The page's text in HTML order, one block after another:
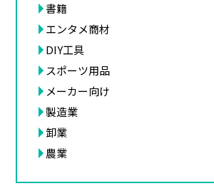
書籍
エンタメ商材
DIY工具
スポーツ用品
メーカー向け
製造業
卸業
農業